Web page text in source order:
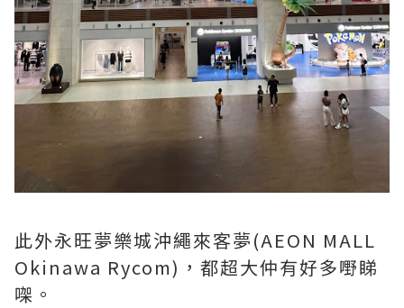
此外永旺夢樂城沖繩來客夢(AEON MALL
Okinawa Rycom)，都超大仲有好多嘢睇
㗎。